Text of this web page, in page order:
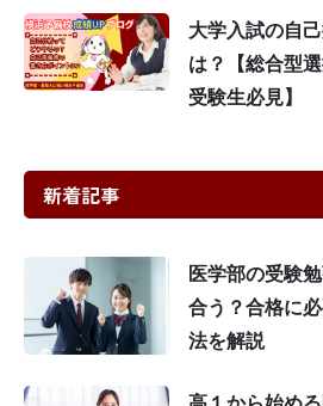
大学入試の自
は？【総合型
受験生必見】
新着記事
医学部の受験
合う？合格に
法を解説